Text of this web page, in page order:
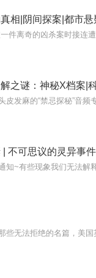
相|阴间探案|都市
之谜：神秘X档案|
不可思议的灵异事
无法拒绝的名篇，美国